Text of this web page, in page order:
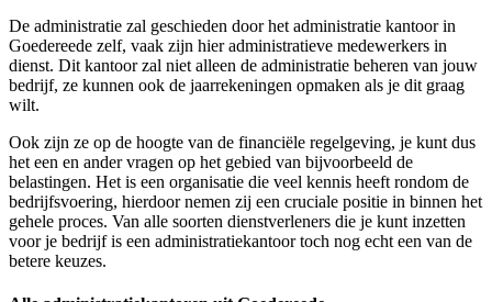
De administratie zal geschieden door het administratie kantoor in
Goedereede zelf, vaak zijn hier administratieve medewerkers in
dienst. Dit kantoor zal niet alleen de administratie beheren van jouw
bedrijf, ze kunnen ook de jaarrekeningen opmaken als je dit graag
wilt.
Ook zijn ze op de hoogte van de financiële regelgeving, je kunt dus
het een en ander vragen op het gebied van bijvoorbeeld de
belastingen. Het is een organisatie die veel kennis heeft rondom de
bedrijfsvoering, hierdoor nemen zij een cruciale positie in binnen het
gehele proces. Van alle soorten dienstverleners die je kunt inzetten
voor je bedrijf is een administratiekantoor toch nog echt een van de
betere keuzes.